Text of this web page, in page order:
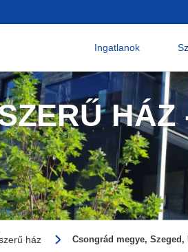
Ingatlanok
HÁZ
ház Csongrád megye, Szeged,